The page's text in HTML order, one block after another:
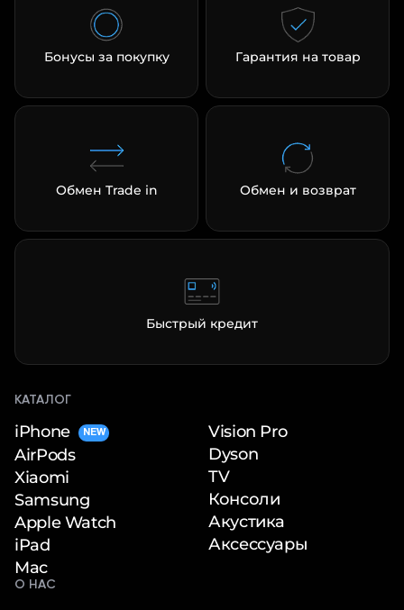
Бонусы за покупку Гарантия на товар
Обмен Trade in Обмен и возврат
Быстрый кредит
КАТАЛОГ
iPhone NEW
AirPods
Xiaomi
Samsung
Apple Watch
iPad
Mac
Vision Pro
Dyson
TV
Консоли
Акустика
Аксессуары
О НАС